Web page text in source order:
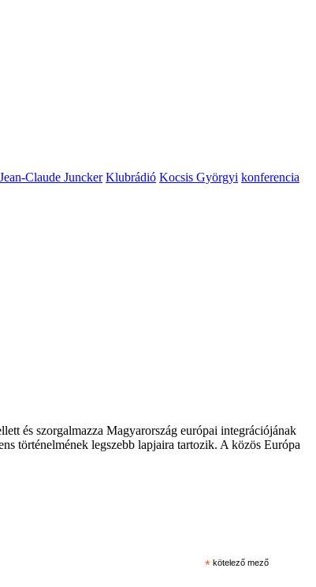
Jean-Claude Juncker Klubrádió Kocsis Györgyi konferencia
és szorgalmazza Magyarország európai integrációjának
történelmének legszebb lapjaira tartozik. A közös Európa
* kötelező mező